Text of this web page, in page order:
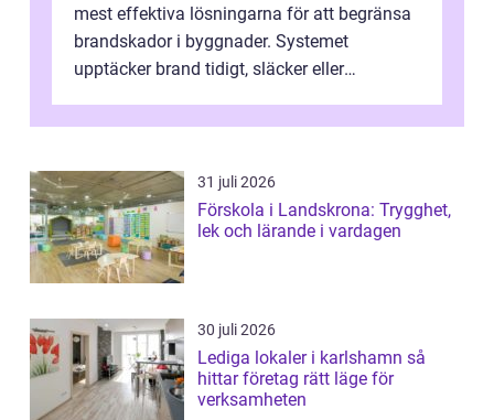
mest effektiva lösningarna för att begränsa
brandskador i byggnader. Systemet
upptäcker brand tidigt, släcker eller
31 juli 2026
Förskola i Landskrona: Trygghet,
lek och lärande i vardagen
30 juli 2026
Lediga lokaler i karlshamn så
hittar företag rätt läge för
verksamheten